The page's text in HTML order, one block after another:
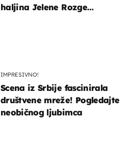
IMPRESIVNO!
Scena iz Srbije fascinirala
društvene mreže! Pogledajte
neobičnog ljubimca
haljina Jelene Rozge